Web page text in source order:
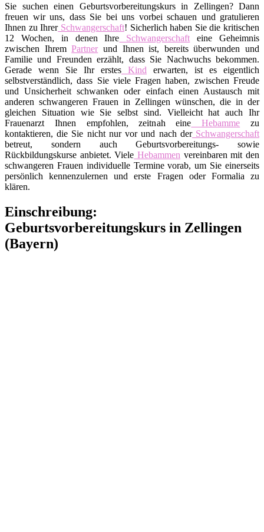
Sie suchen einen Geburtsvorbereitungskurs in Zellingen? Dann
freuen wir uns, dass Sie bei uns vorbei schauen und gratulieren
Ihnen zu IhrerSchwangerschaft! Sicherlich haben Sie die kritischen
12 Wochen, in denen Ihre Schwangerschaft eine Geheimnis
zwischen IhremPartnerund Ihnen ist, bereits überwunden und
Familie und Freunden erzählt, dass Sie Nachwuchs bekommen.
Gerade wenn Sie Ihr erstes Kind erwarten, ist es eigentlich
selbstverständlich, dass Sie viele Fragen haben, zwischen Freude
und Unsicherheit schwanken oder einfach einen Austausch mit
anderen schwangeren Frauen in Zellingen wünschen, die in der
gleichen Situation wie Sie selbst sind. Vielleicht hat auch Ihr
Frauenarzt Ihnen empfohlen, zeitnah eine Hebamme zu
kontaktieren, die Sie nicht nur vor und nach derSchwangerschaft
betreut, sondern auch Geburtsvorbereitungs- sowie
Rückbildungskurse anbietet. Viele Hebammen vereinbaren mit den
schwangeren Frauen individuelle Termine vorab, um Sie einerseits
persönlich kennenzulernen und erste Fragen oder Formalia zu
klären.
Einschreibung:
Geburtsvorbereitungskurs in Zellingen
(Bayern)